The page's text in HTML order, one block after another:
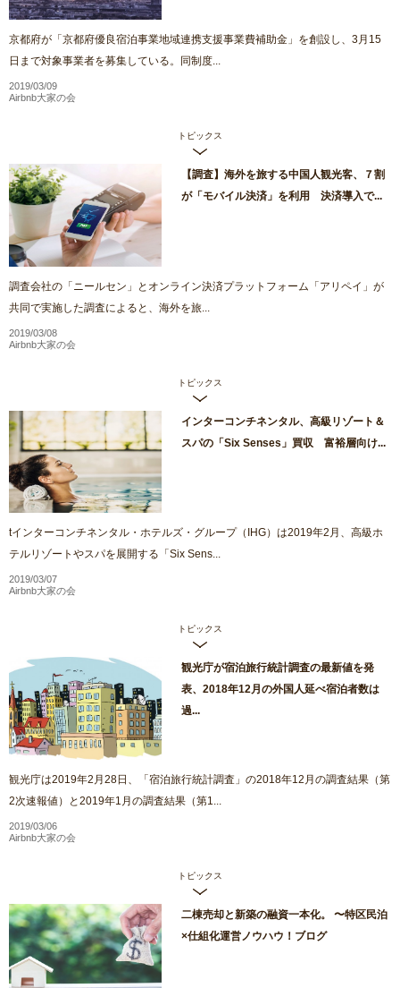
京都府が「京都府優良宿泊事業地域連携支援事業費補助金」を創設し、3月15
日まで対象事業者を募集している。同制度...
2019/03/09
Airbnb大家の会
トピックス
【調査】海外を旅する中国人観光客、７割
が「モバイル決済」を利用 決済導入で...
調査会社の「ニールセン」とオンライン決済プラットフォーム「アリペイ」が
共同で実施した調査によると、海外を旅...
2019/03/08
Airbnb大家の会
トピックス
インターコンチネンタル、高級リゾート＆
スパの「Six Senses」買収 富裕層向け...
tインターコンチネンタル・ホテルズ・グループ（IHG）は2019年2月、高級ホ
テルリゾートやスパを展開する「Six Sens...
2019/03/07
Airbnb大家の会
トピックス
観光庁が宿泊旅行統計調査の最新値を発
表、2018年12月の外国人延べ宿泊者数は
過...
観光庁は2019年2月28日、「宿泊旅行統計調査」の2018年12月の調査結果（第
2次速報値）と2019年1月の調査結果（第1...
2019/03/06
Airbnb大家の会
トピックス
二棟売却と新築の融資一本化。 〜特区民泊
×仕組化運営ノウハウ！ブログ